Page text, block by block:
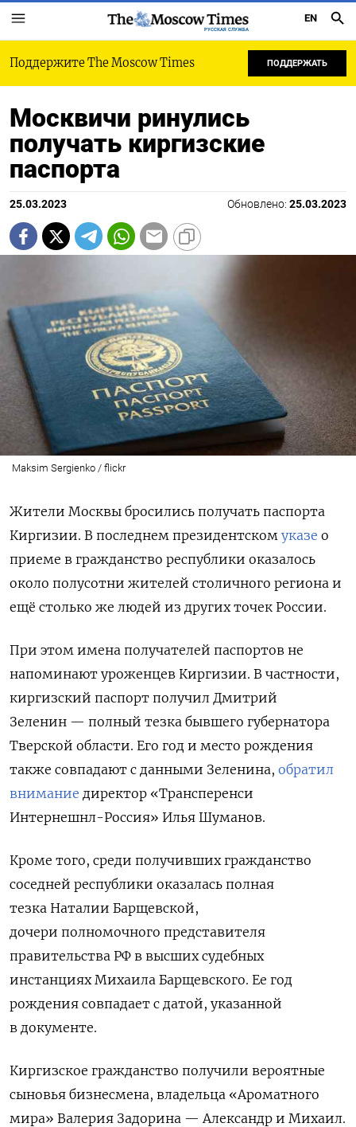
РУССКАЯ СЛУЖБА
EN
Поддержите The Moscow Times ПОДДЕРЖАТЬ
Москвичи ринулись
получать киргизские
паспорта
25.03.2023 Обновлено: 25.03.2023
Maksim Sergienko / flickr
Жители Москвы бросились получать паспорта
Киргизии. В последнем президентском указе о
приеме в гражданство республики оказалось
около полусотни жителей столичного региона и
ещё столько же людей из других точек России.
При этом имена получателей паспортов не
напоминают уроженцев Киргизии. В частности,
киргизский паспорт получил Дмитрий
Зеленин — полный тезка бывшего губернатора
Тверской области. Его год и место рождения
также совпадают с данными Зеленина, обратил
внимание директор «Трансперенси
Интернешнл-Россия» Илья Шуманов.
Кроме того, среди получивших гражданство
соседней республики оказалась полная
тезка Наталии Барщевской,
дочери полномочного представителя
правительства РФ в высших судебных
инстанциях Михаила Барщевского. Ее год
рождения совпадает с датой, указанной
в документе.
Киргизское гражданство получили вероятные
сыновья бизнесмена, владельца «Ароматного
мира» Валерия Задорина — Александр и Михаил.